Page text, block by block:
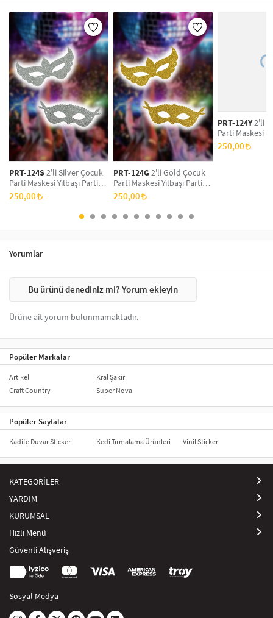
Parti Maskeleri – Eğlenceli ve Şık Tasarımlar
Parti maskeleri, doğum günü, kostüm partileri, karnavallar ve maskeli
balolar gibi etkinliklerde popüler aksesuarlardır. Özellikle
maskeleri,simli maskelervetüylü maskelergibi çeşitler, partilerinize
renk katar. Ayrıca,Cadılar Bayramı maskelerivekarnaval maskeleri
de sıkça tercih edilen seçenekler arasındadır. Bu maskeler, hem
yetişkinler hem de çocuklar için farklı tasarımlarla sunulmaktadır.
Kaliteli malzemelerden üretilen maskeler, konforlu bir kullanım sağlar
ve etkinliklerinizde dikkat çekici bir görünüm elde etmenize yardımcı
olur.
PRT-124S2'li Silver Çocuk
Parti Maskesi Yılbaşı Parti
Maskesi, Yeni Yıl Aksesuarı,
Doğum Günü Parti Maskesi,
Simli Eva Balo Maskesi
250,00
PRT-124G2'li Gold Çocuk
Parti Maskesi Yılbaşı Parti
Maskesi, Yeni Yıl Aksesuarı,
Doğum Günü Parti Maskesi,
Simli Eva Balo Maskesi
250,00
PRT-124Y2'li
Parti Maskesi
Maskesi, Yeni
Doğum Günü
250,00
Yorumlar
Bu ürünü denediniz mi? Yorum ekleyin
Ürüne ait yorum bulunmamaktadır.
Popüler Markalar
Artikel
Craft Country
Kral Şakir
Super Nova
Popüler Sayfalar
Kadife Duvar Sticker Kedi Tırmalama Ürünleri Vinil Sticker
KATEGORİLER
YARDIM
KURUMSAL
Hızlı Menü
Güvenli Alışveriş
Sosyal Medya